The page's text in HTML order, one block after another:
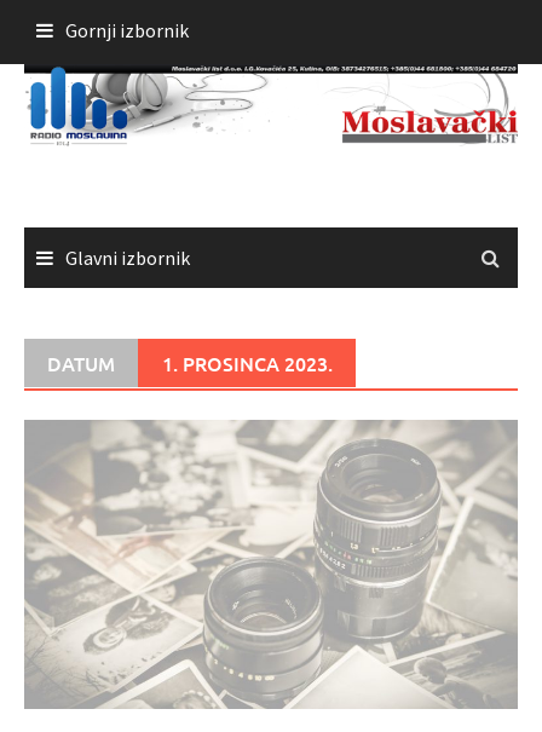
sadržaja
Gornji izbornik
Glavni izbornik
DATUM 1. PROSINCA 2023.